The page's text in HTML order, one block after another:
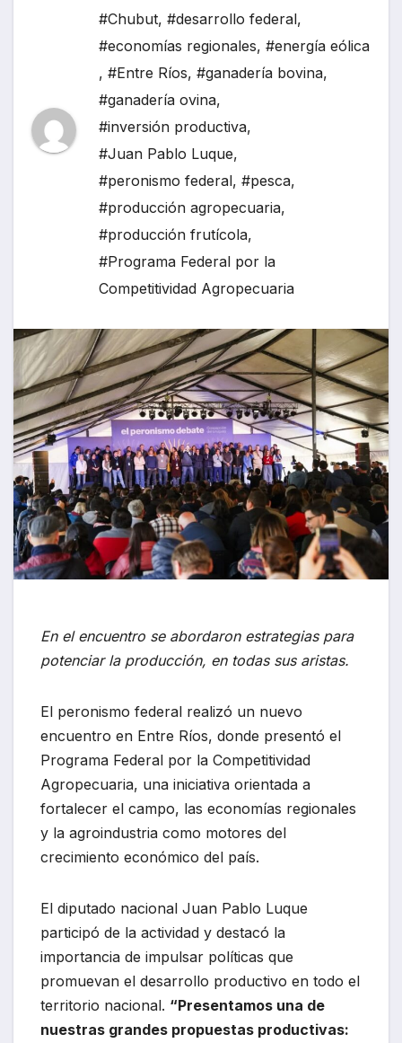
#Chubut, #desarrollo federal,
#economías regionales, #energía eólica
, #Entre Ríos, #ganadería bovina,
#ganadería ovina,
#inversión productiva,
#Juan Pablo Luque,
#peronismo federal, #pesca,
#producción agropecuaria,
#producción frutícola,
#Programa Federal por la
Competitividad Agropecuaria
En el encuentro se abordaron estrategias para
potenciar la producción, en todas sus aristas.
El peronismo federal realizó un nuevo
encuentro en Entre Ríos, donde presentó el
Programa Federal por la Competitividad
Agropecuaria, una iniciativa orientada a
fortalecer el campo, las economías regionales
y la agroindustria como motores del
crecimiento económico del país.
El diputado nacional Juan Pablo Luque
participó de la actividad y destacó la
importancia de impulsar políticas que
promuevan el desarrollo productivo en todo el
territorio nacional. “Presentamos una de
nuestras grandes propuestas productivas: